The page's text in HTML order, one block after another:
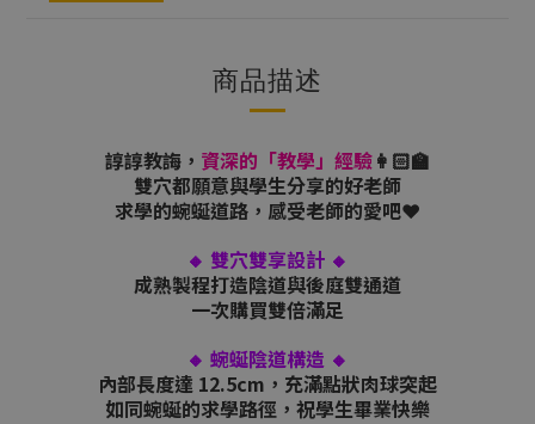
商品描述
諄諄教誨， 資深的「教學」經驗👩🏻‍🏫
雙穴都願意與學生分享的好老師
求學的蜿蜒道路，感受老師的愛吧❤
🔸 雙穴雙享設計 🔸
成熟製程打造陰道與後庭雙通道
一次購買雙倍滿足
🔸 蜿蜒陰道構造 🔸
內部長度達 12.5cm，充滿點狀肉球突起
如同蜿蜒的求學路徑，祝學生畢業快樂